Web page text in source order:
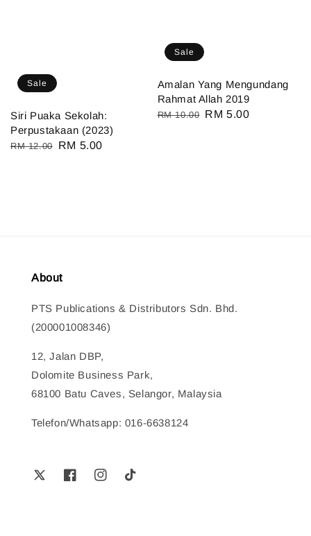
Sale
Siri Puaka Sekolah:
Perpustakaan (2023)
Regular
RM 12.00
Sale
RM 5.00
Sale
Amalan Yang Mengundang
Rahmat Allah 2019
Regular
RM 10.00 Sale
RM 5.00
About
PTS Publications & Distributors Sdn. Bhd.
(200001008346)
12, Jalan DBP,
Dolomite Business Park,
68100 Batu Caves, Selangor, Malaysia
Telefon/Whatsapp: 016-6638124